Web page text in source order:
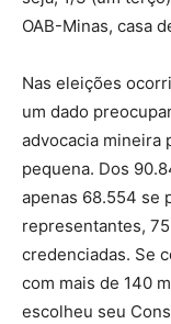
OAB-Minas, casa
Nas eleições
um dado
advocacia mineira
pequena. Dos
apenas 68.554 se
representantes,
credenciadas. Se
com mais de 140
escolheu seu